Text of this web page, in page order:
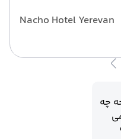
Nacho Hotel Yerevan
چه